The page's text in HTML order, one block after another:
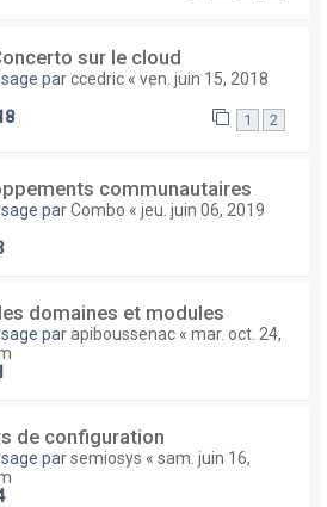
sur le cloud
parccedric « ven. juin 15, 2018
1 2
communautaires
parCombo « jeu. juin 06, 2019
domaines et modules
parapiboussenac « mar. oct. 24,
de configuration
parsemiosys « sam. juin 16,